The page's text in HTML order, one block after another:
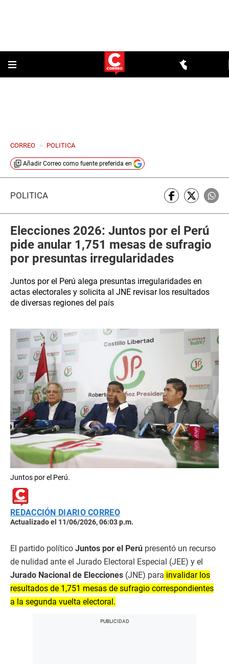
CORREO > POLITICA
Añadir Correo como fuente preferida en
POLÍTICA
Elecciones 2026: Juntos por el Perú
pide anular 1,751 mesas de sufragio
por presuntas irregularidades
Juntos por el Perú alega presuntas irregularidades en
actas electorales y solicita al JNE revisar los resultados
de diversas regiones del país
Juntos por el Perú.
REDACCIÓN DIARIO CORREO
Actualizado el 11/06/2026, 06:03 p.m.
El partido político Juntos por el Perú presentó un recurso
de nulidad ante el Jurado Electoral Especial (JEE) y el
Jurado Nacional de Elecciones (JNE) para invalidar los
resultados de 1,751 mesas de sufragio correspondientes
a la segunda vuelta electoral.